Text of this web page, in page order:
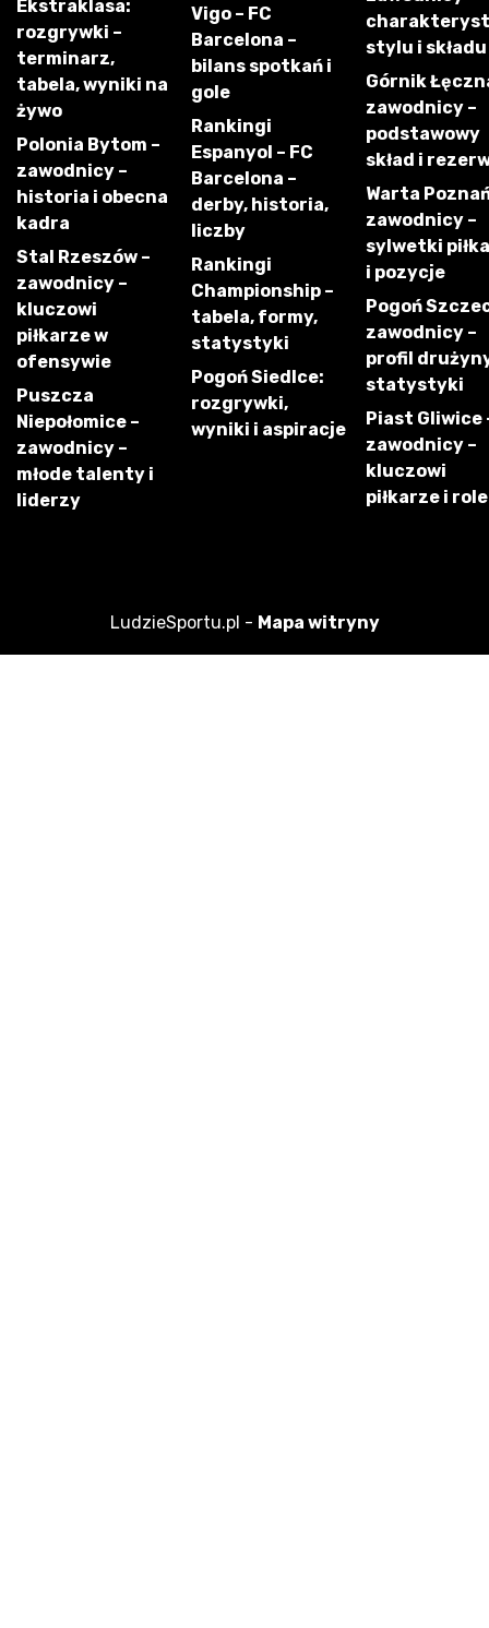
Ekstraklasa:
rozgrywki –
terminarz,
tabela, wyniki na
żywo
Polonia Bytom –
zawodnicy –
historia i obecna
kadra
Stal Rzeszów –
zawodnicy –
kluczowi
piłkarze w
ofensywie
Puszcza
Niepołomice –
zawodnicy –
młode talenty i
liderzy
Vigo – FC
Barcelona –
bilans spotkań i
gole
Rankingi
Espanyol – FC
Barcelona –
derby, historia,
liczby
Rankingi
Championship –
tabela, formy,
statystyki
Pogoń Siedlce:
rozgrywki,
wyniki i aspiracje
stylu i składu
Górnik
zawodnicy –
podstawowy
skład i
Warta
zawodnicy –
sylwetki
i pozycje
Pogoń
zawodnicy –
profil
statystyki
Piast Gliwice
zawodnicy –
kluczowi
piłkarze i role
LudzieSportu.pl - Mapa witryny